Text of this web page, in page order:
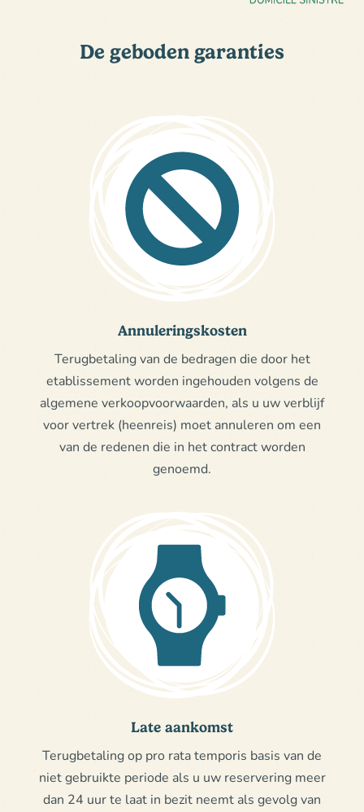
De geboden garanties
Annuleringskosten
Terugbetaling van de bedragen die door het
etablissement worden ingehouden volgens de
algemene verkoopvoorwaarden, als u uw verblijf
voor vertrek (heenreis) moet annuleren om een
van de redenen die in het contract worden
genoemd.
Late aankomst
Terugbetaling op pro rata temporis basis van de
niet gebruikte periode als u uw reservering meer
dan 24 uur te laat in bezit neemt als gevolg van